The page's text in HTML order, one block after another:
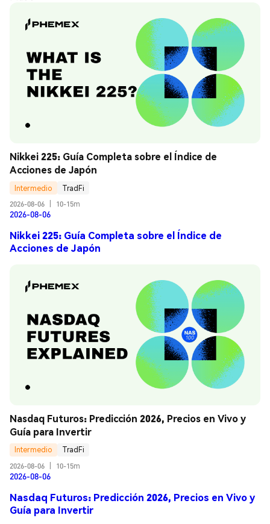
Nikkei 225: Guía Completa sobre el Índice de
Acciones de Japón
Intermedio
TradFi
2026-08-06
10-15m
2026-08-06
Nikkei 225: Guía Completa sobre el Índice de
Acciones de Japón
Nasdaq Futuros: Predicción 2026, Precios en Vivo y
Guía para Invertir
Intermedio
TradFi
2026-08-06
10-15m
2026-08-06
Nasdaq Futuros: Predicción 2026, Precios en Vivo y
Guía para Invertir